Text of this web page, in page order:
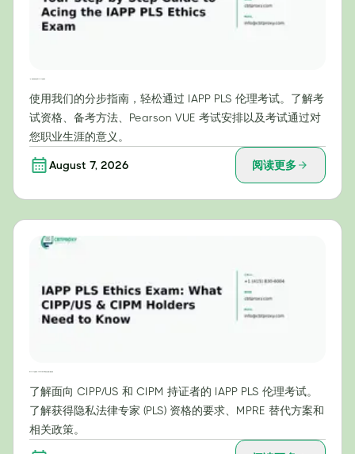
使用我们的分步指南，轻松通过 IAPP PLS 伦理考试。了解考
试资格、备考方法、Pearson VUE 考试安排以及考试通过对
您职业生涯的意义。
August 7, 2026 阅读更多
了解面向 CIPP/US 和 CIPM 持证者的 IAPP PLS 伦理考试。
了解获得隐私法律专家 (PLS) 资格的要求、MPRE 替代方案和
相关政策。